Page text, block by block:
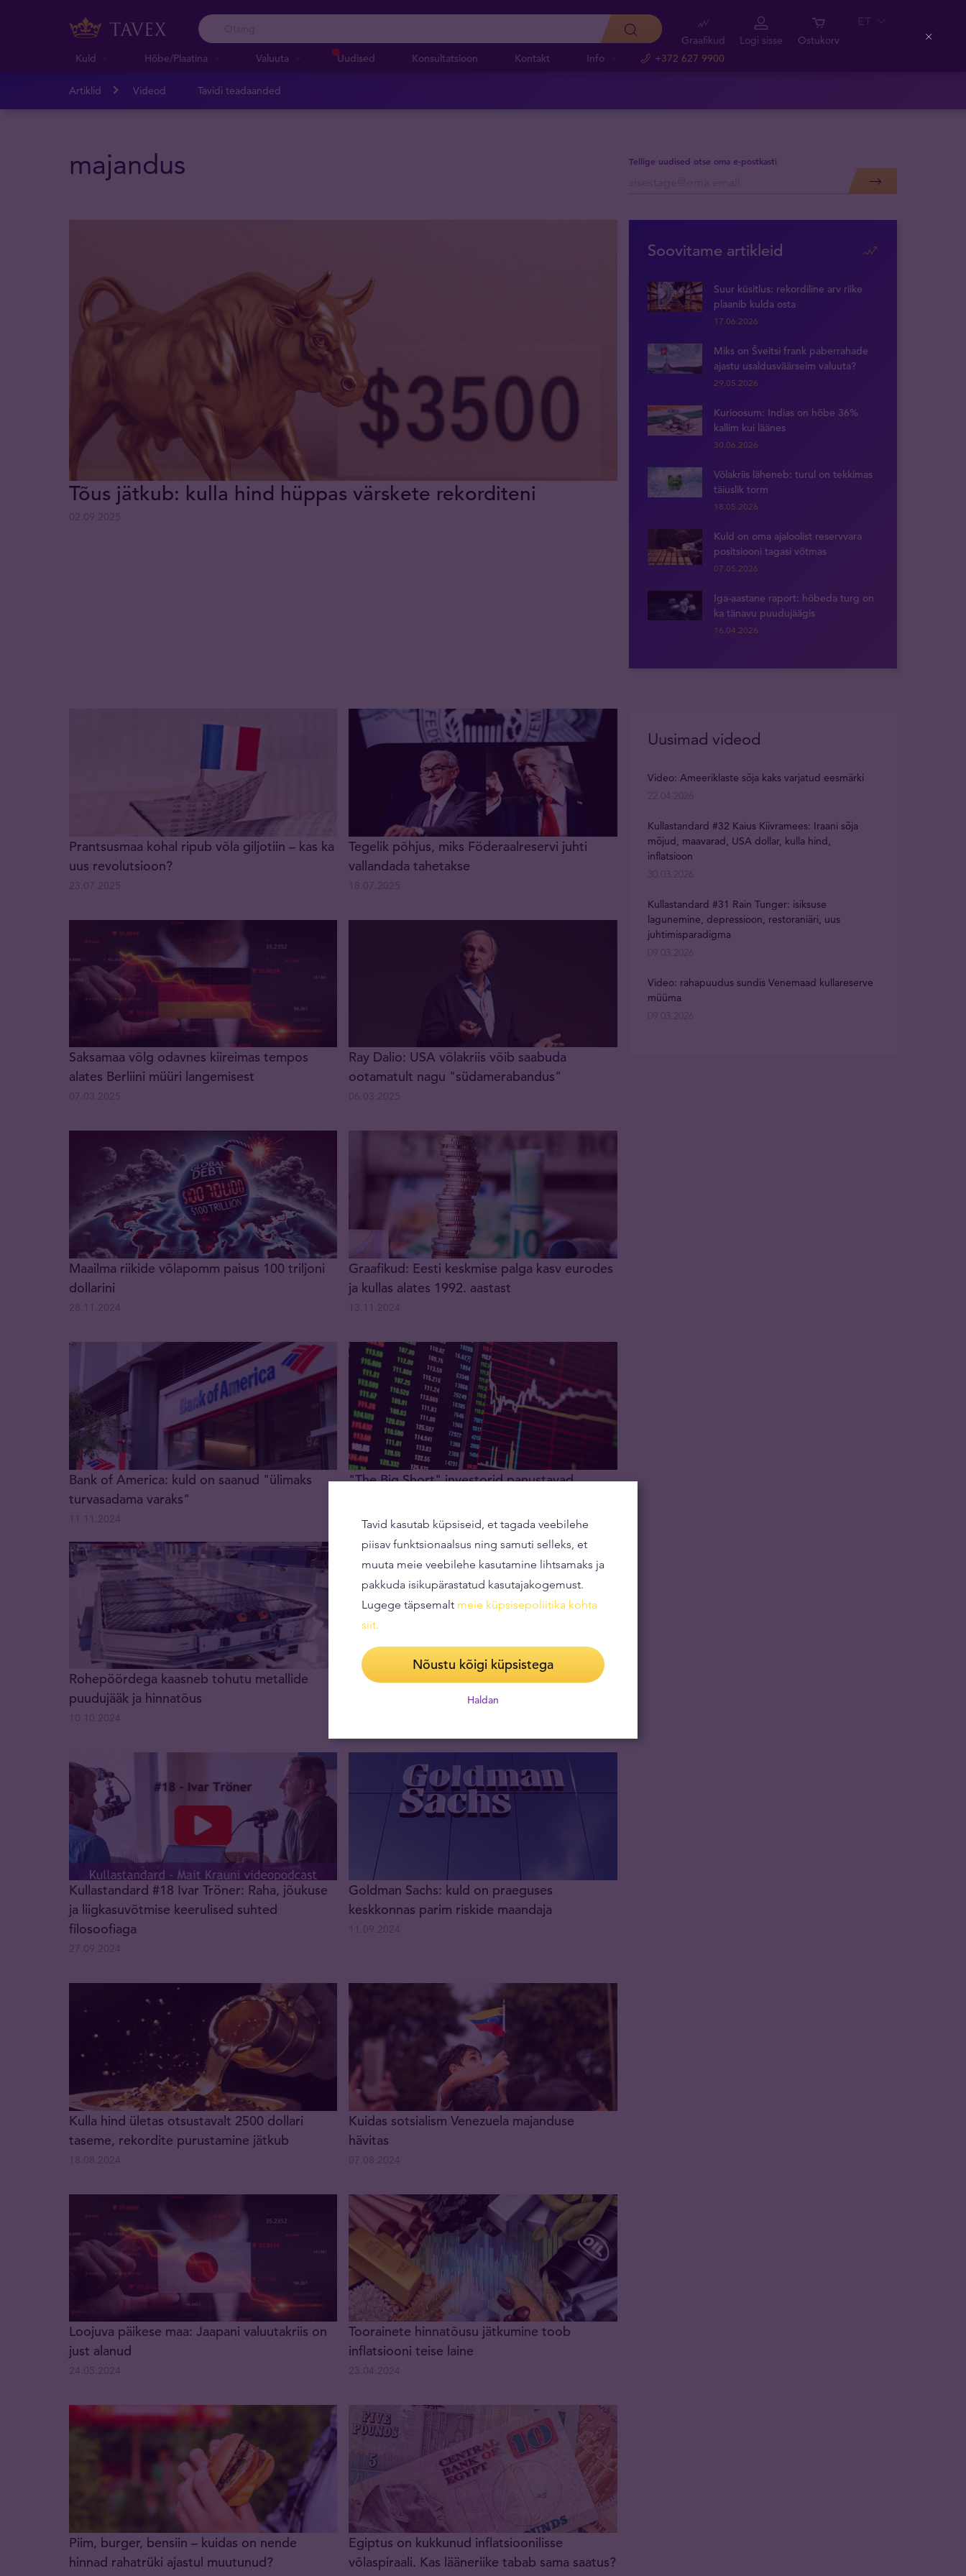
Kuld Hõbe/Plaatina Valuuta Uudised Konsultatsioon Kontakt Info +372 627 9900
Graafikud Logi sisse Ostukorv
ET
Artiklid Videod Tavidi teadaanded
majandus Tellige uudised otse oma e-postkasti
Tõus jätkub: kulla hind hüppas värskete rekorditeni
Soovitame artikleid
Suur küsitlus: rekordiline arv riike
plaanib kulda osta
17.06.2026
Miks on Šveitsi frank paberrahade
ajastu usaldusväärseim valuuta?
29.05.2026
Kurioosum: Indias on hõbe 36%
kallim kui läänes
30.06.2026
Võlakriis läheneb: turul on tekkimas
täiuslik torm
18.05.2026
Kuld on oma ajaloolist reservvara
positsiooni tagasi võtmas
07.05.2026
Iga-aastane raport: hõbeda turg on
ka tänavu puudujäägis
16.04.2026
Prantsusmaa kohal ripub võla giljotiin – kas ka
uus revolutsioon?
Tegelik põhjus, miks Föderaalreservi juhti
vallandada tahetakse
Saksamaa võlg odavnes kiireimas tempos
alates Berliini müüri langemisest
Ray Dalio: USA võlakriis võib saabuda
ootamatult nagu "südamerabandus"
Maailma riikide võlapomm paisus 100 triljoni
dollarini
Graafikud: Eesti keskmise palga kasv eurodes
ja kullas alates 1992. aastast
Bank of America: kuld on saanud "ülimaks
turvasadama varaks"
"The Big Short" investorid panustavad
15.10.2024
Uusimad videod
Video: Ameeriklaste sõja kaks varjatud eesmärki
22.04.2026
Kullastandard #32 Kaius Kiivramees: Iraani sõja
mõjud, maavarad, USA dollar, kulla hind,
inflatsioon
30.03.2026
Kullastandard #31 Rain Tunger: isiksuse
lagunemine, depressioon, restoraniäri, uus
juhtimisparadigma
09.03.2026
Video: rahapuudus sundis Venemaad kullareserve
müüma
09.03.2026
Rohepöördega kaasneb tohutu metallide
puudujääk ja hinnatõus
Hiina kinnisvarakrahh ja deflatsioon
ähvardavad globaalset majandust
Kullastandard #18 Ivar Tröner: Raha, jõukuse
ja liigkasuvõtmise keerulised suhted
filosoofiaga
Goldman Sachs: kuld on praeguses
keskkonnas parim riskide maandaja
Kulla hind ületas otsustavalt 2500 dollari
taseme, rekordite purustamine jätkub
Kuidas sotsialism Venezuela majanduse
hävitas
Loojuva päikese maa: Jaapani valuutakriis on
just alanud
Toorainete hinnatõusu jätkumine toob
inflatsiooni teise laine
Piim, burger, bensiin – kuidas on nende
hinnad rahatrüki ajastul muutunud?
Egiptus on kukkunud inflatsioonilisse
võlaspiraali. Kas lääneriike tabab sama saatus?
Tavid kasutab küpsiseid, et tagada veebilehe
piisav funktsionaalsus ning samuti selleks, et
muuta meie veebilehe kasutamine lihtsamaks ja
pakkuda isikupärastatud kasutajakogemust.
Lugege täpsemalt meie küpsisepoliitika kohta
siit.
Nõustu kõigi küpsistega
Haldan
Close